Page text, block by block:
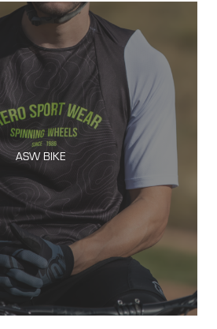
ASW BIKE